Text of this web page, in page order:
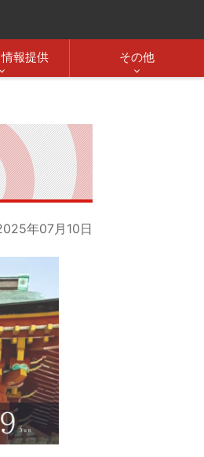
報提供 その他
年07月10日